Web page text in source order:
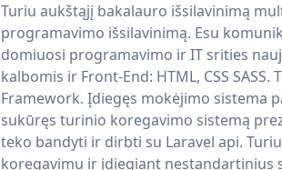
Turiu aukštąjį bakalauro išsilavinimą
programavimo išsilavinimą. Esu
domiuosi programavimo ir IT srities
kalbomis ir Front-End: HTML, CSS
Framework. Įdiegęs mokėjimo sistema
sukūręs turinio koregavimo sistemą
teko bandyti ir dirbti su Laravel api.
koregavimu ir įdiegiant nestandartinius